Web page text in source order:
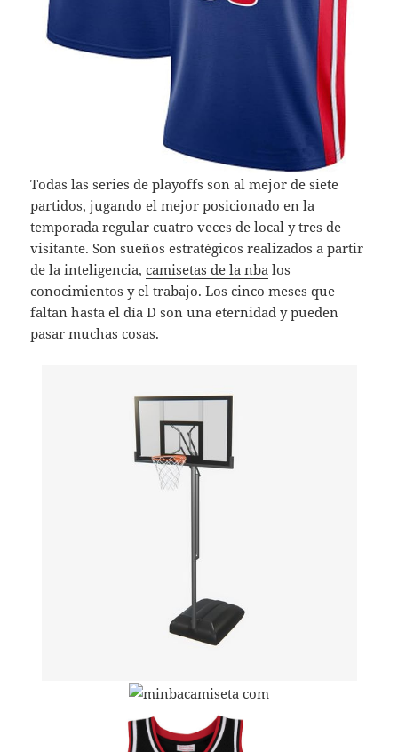
Todas las series de playoffs son al mejor de siete
partidos, jugando el mejor posicionado en la
temporada regular cuatro veces de local y tres de
visitante. Son sueños estratégicos realizados a partir
de la inteligencia,camisetas de la nba los
conocimientos y el trabajo. Los cinco meses que
faltan hasta el día D son una eternidad y pueden
pasar muchas cosas.